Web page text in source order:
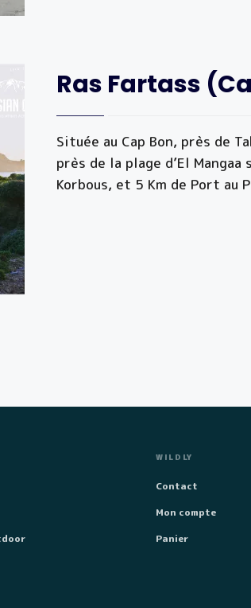
Ras Fartass
Située au Cap Bon, près de
près de la plage d’El
Korbous, et 5 Km de Port au
WILDLY
Contact
Mon compte
Panier